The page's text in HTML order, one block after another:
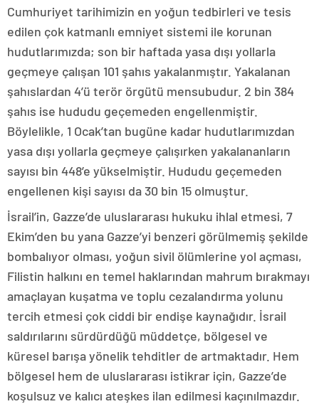
Cumhuriyet tarihimizin en yoğun tedbirleri ve tesis
edilen çok katmanlı emniyet sistemi ile korunan
hudutlarımızda; son bir haftada yasa dışı yollarla
geçmeye çalışan 101 şahıs yakalanmıştır. Yakalanan
şahıslardan 4’ü terör örgütü mensubudur. 2 bin 384
şahıs ise hududu geçemeden engellenmiştir.
Böylelikle, 1 Ocak’tan bugüne kadar hudutlarımızdan
yasa dışı yollarla geçmeye çalışırken yakalananların
sayısı bin 448’e yükselmiştir. Hududu geçemeden
engellenen kişi sayısı da 30 bin 15 olmuştur.
İsrail’in, Gazze’de uluslararası hukuku ihlal etmesi, 7
Ekim’den bu yana Gazze’yi benzeri görülmemiş şekilde
bombalıyor olması, yoğun sivil ölümlerine yol açması,
Filistin halkını en temel haklarından mahrum bırakmayı
amaçlayan kuşatma ve toplu cezalandırma yolunu
tercih etmesi çok ciddi bir endişe kaynağıdır. İsrail
saldırılarını sürdürdüğü müddetçe, bölgesel ve
küresel barışa yönelik tehditler de artmaktadır. Hem
bölgesel hem de uluslararası istikrar için, Gazze’de
koşulsuz ve kalıcı ateşkes ilan edilmesi kaçınılmazdır.